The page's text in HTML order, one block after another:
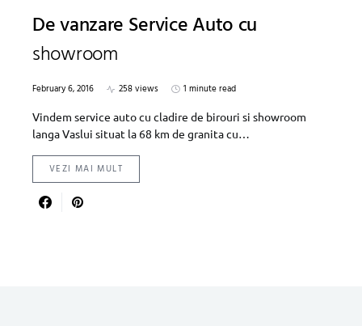
De vanzare Service Auto cu
showroom
February 6, 2016 258 views
1 minute read
Vindem service auto cu cladire de birouri si showroom
langa Vaslui situat la 68 km de granita cu…
VEZI MAI MULT